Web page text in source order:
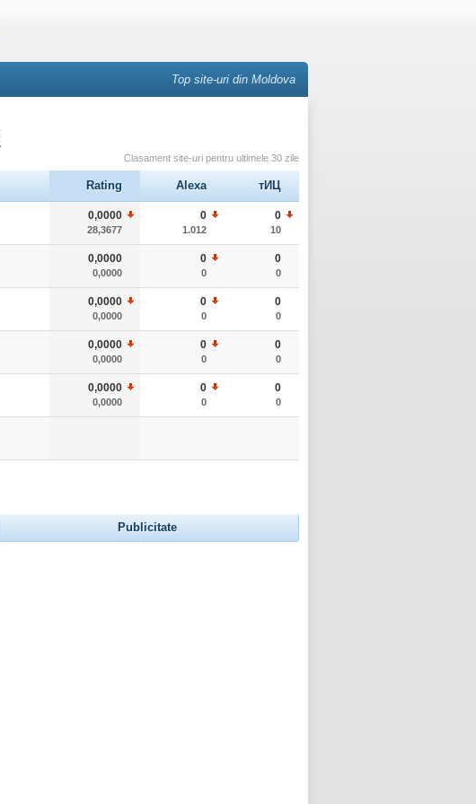
Top site-uri din Moldova
Clasament site-uri pentru ultimele 30 zile
Rating Alexa тИЦ
0,0000
28,3677
0
1.012
0
10
0,0000
0,0000
0
0
0
0
0,0000
0,0000
0
0
0
0
0,0000
0,0000
0
0
0
0
0,0000
0,0000
0
0
0
0
Publicitate